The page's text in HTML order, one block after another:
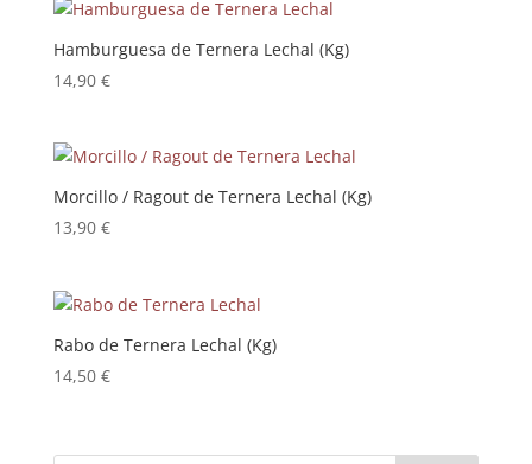
Hamburguesa de Ternera Lechal (Kg)
14,90 €
Morcillo / Ragout de Ternera Lechal (Kg)
13,90 €
Rabo de Ternera Lechal (Kg)
14,50 €